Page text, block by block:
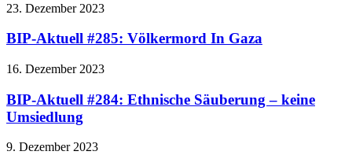
23. Dezember 2023
BIP-Aktuell #285: Völkermord In Gaza
16. Dezember 2023
BIP-Aktuell #284: Ethnische Säuberung – keine
Umsiedlung
9. Dezember 2023